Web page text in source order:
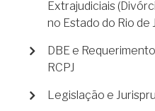
Extrajudiciais
no Estado do Rio de
DBE e
RCPJ
Legislação e